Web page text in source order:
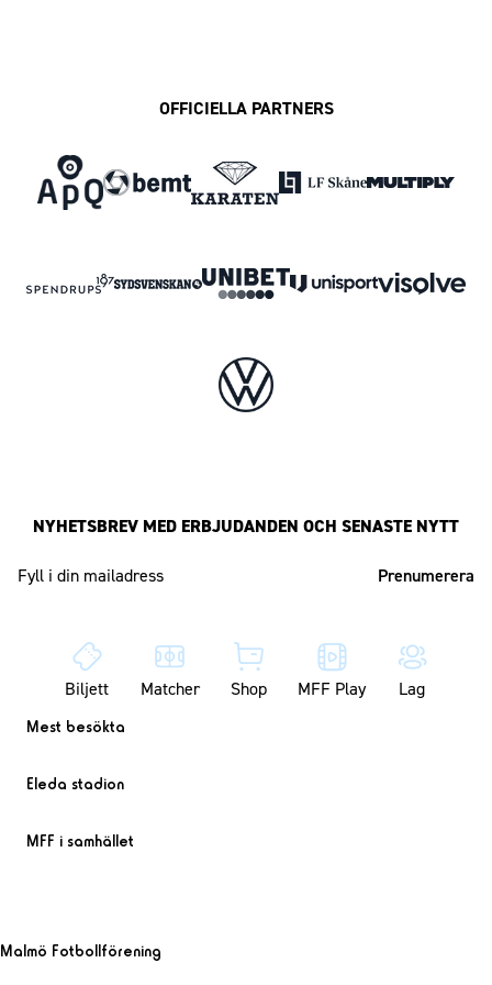
OFFICIELLA PARTNERS
NYHETSBREV MED ERBJUDANDEN OCH SENASTE NYTT
Biljett Matcher Shop MFF Play Lag
Mest besökta
Eleda stadion
MFF i samhället
Malmö Fotbollförening